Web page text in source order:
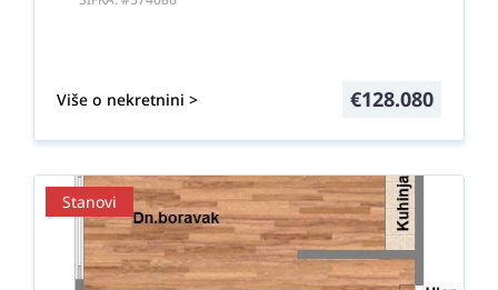
Više o nekretnini > €128.080
Stanovi